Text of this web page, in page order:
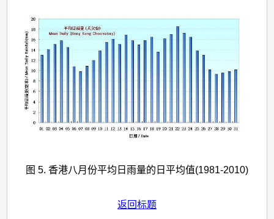
图 5. 香港八月份平均日雨量的日平均值(1981-2010)
返回标题